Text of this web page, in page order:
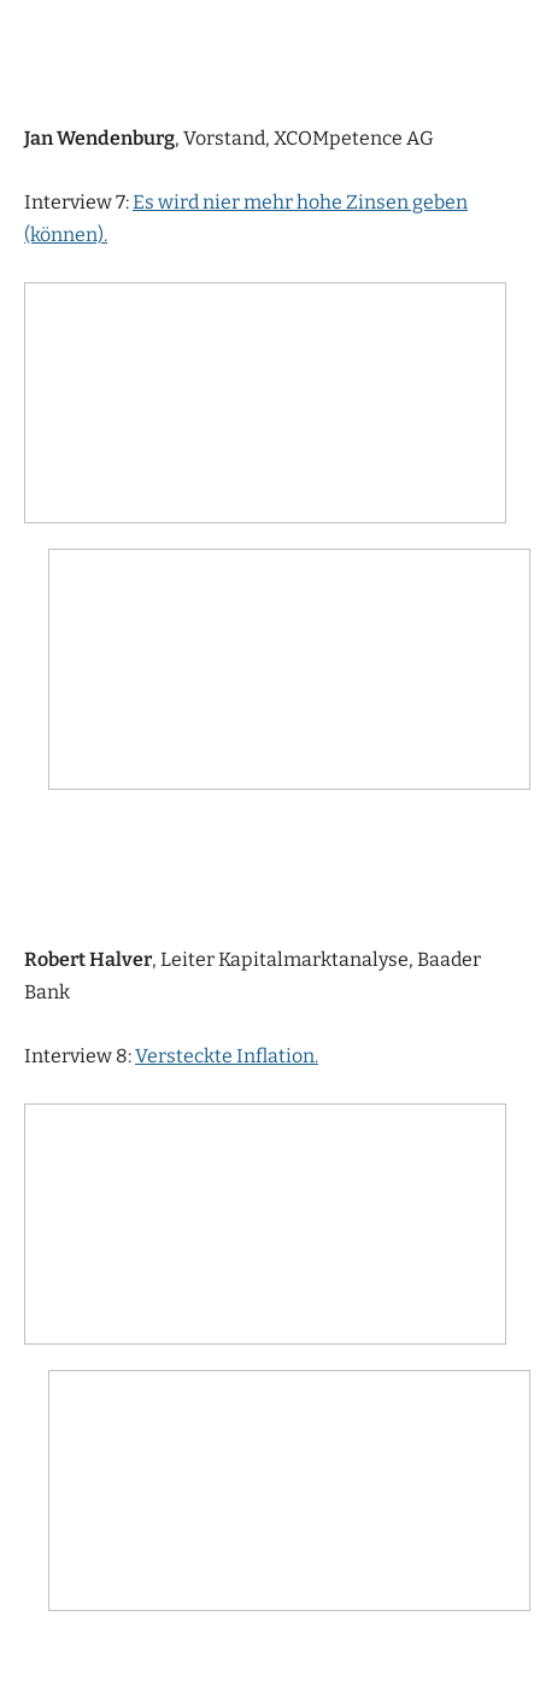
Jan Wendenburg, Vorstand, XCOMpetence AG
Interview 7:Es wird nier mehr hohe Zinsen geben
(können).
Robert Halver, Leiter Kapitalmarktanalyse, Baader
Bank
Interview 8:Versteckte Inflation.